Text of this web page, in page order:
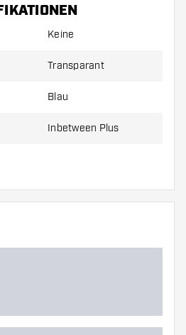
44,5 mm
ein Set (1 Set = 3 Stück).
Keine
Transparant
Blau
Inbetween Plus